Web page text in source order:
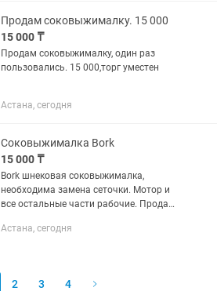
Продам соковыжималку. 15 000
15 000 ₸
Продам соковыжималку, один раз
пользовались. 15 000,торг уместен
Астана, сегодня
Соковыжималка Bork
15 000 ₸
Bork шнековая соковыжималка,
необходима замена сеточки. Мотор и
все остальные части рабочие. Продам
Астана, сегодня
2 3 4